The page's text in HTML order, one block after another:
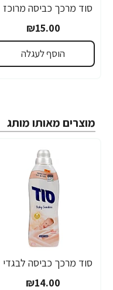
₪15.00
הוסף לעגלה
מוצרים מאותו מותג
₪14.00